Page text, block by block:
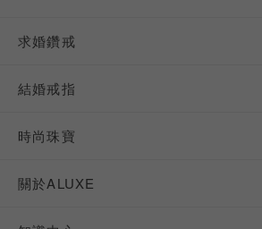
求婚鑽戒
結婚戒指
時尚珠寶
關於ALUXE